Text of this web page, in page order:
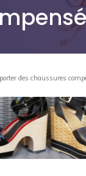
des chaussures